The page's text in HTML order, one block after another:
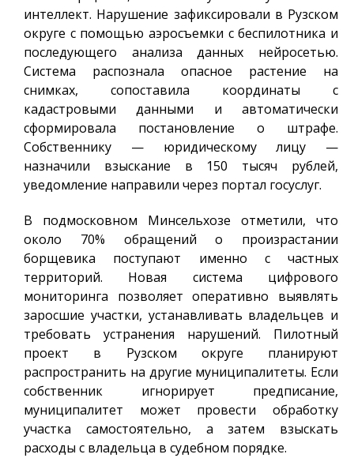
интеллект. Нарушение зафиксировали в Рузском
округе с помощью аэросъемки с беспилотника и
последующего анализа данных нейросетью.
Система распознала опасное растение на
снимках, сопоставила координаты с
кадастровыми данными и автоматически
сформировала постановление о штрафе.
Собственнику — юридическому лицу —
назначили взыскание в 150 тысяч рублей,
уведомление направили через портал госуслуг.
В подмосковном Минсельхозе отметили, что
около 70% обращений о произрастании
борщевика поступают именно с частных
территорий. Новая система цифрового
мониторинга позволяет оперативно выявлять
заросшие участки, устанавливать владельцев и
требовать устранения нарушений. Пилотный
проект в Рузском округе планируют
распространить на другие муниципалитеты. Если
собственник игнорирует предписание,
муниципалитет может провести обработку
участка самостоятельно, а затем взыскать
расходы с владельца в судебном порядке.